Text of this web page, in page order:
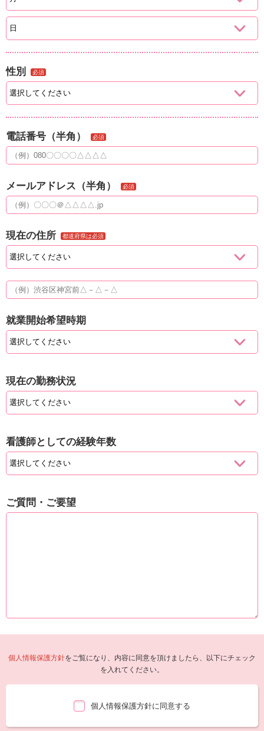
性別 必須
電話番号（半角） 必須
メールアドレス（半角） 必須
現在の住所 都道府県は必須
就業開始希望時期
現在の勤務状況
看護師としての経験年数
ご質問・ご要望
個人情報保護方針をご覧になり、内容に同意を頂けましたら、以下にチェック
を入れてください。
個人情報保護方針に同意する